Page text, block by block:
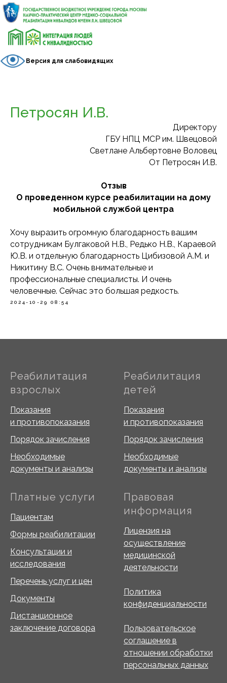
Версия для слабовидящих
Петросян И.В.
Директору
ГБУ НПЦ МСР им. Швецовой
Светлане Альбертовне Воловец
От Петросян И.В.
Отзыв
О проведенном курсе реабилитации на дому
мобильной службой центра
Хочу выразить огромную благодарность вашим
сотрудникам Булгаковой Н.В., Редько Н.В., Караевой
Ю.В. и отдельную благодарность Цибизовой А.М. и
Никитину В.С. Очень внимательные и
профессиональные специалисты. И очень
человечные. Сейчас это большая редкость.
2024-10-29 08:54
Реабилитация
взрослых
Показания
и противопоказания
Порядок зачисления
Необходимые
документы и анализы
Реабилитация
детей
Показания
и противопоказания
Порядок зачисления
Необходимые
документы и анализы
Платные услуги
Пациентам
Формы реабилитации
Консультации и
исследования
Перечень услуг и цен
Документы
Дистанционное
заключение договора
Правовая
информация
Лицензия на
осуществление
медицинской
деятельности
Политика
конфиденциальности
Пользовательское
соглашение в
отношении обработки
персональных данных